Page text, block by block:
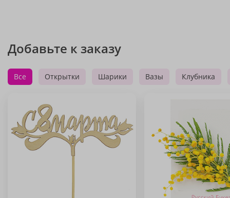
Добавьте к заказу
Все Открытки Шарики Вазы Клубника